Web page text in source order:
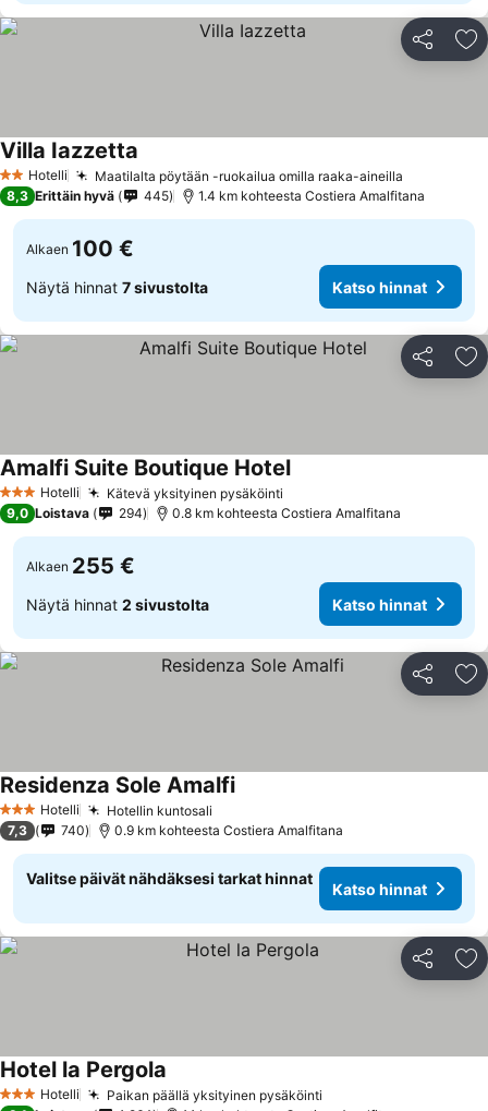
Jaa
2 Tähtiluokitus
Hotelli Maatilalta pöytään -ruokailua omilla raaka-aineilla
Villa Iazzetta
8,3 Erittäin hyvä 445 1.4 km kohteesta Costiera Amalfitana
Alkaen 100 €
Näytä hinnat 7 sivustolta Katso hinnat
Jaa
3 Tähtiluokitus
Hotelli Kätevä yksityinen pysäköinti
Amalfi Suite Boutique HotelKatso hinnat
9,0 Loistava 294 0.8 km kohteesta Costiera Amalfitana
Alkaen 255 €
Näytä hinnat 2 sivustolta Katso hinnat
Jaa
3 Tähtiluokitus
Hotelli Hotellin kuntosali
Residenza Sole AmalfiKatso hinnat
7,3 740 0.9 km kohteesta Costiera Amalfitana
Valitse päivät nähdäksesi tarkat hinnat
Katso hinnat
Jaa
3 Tähtiluokitus
Hotelli Paikan päällä yksityinen pysäköinti
Hotel la Pergola